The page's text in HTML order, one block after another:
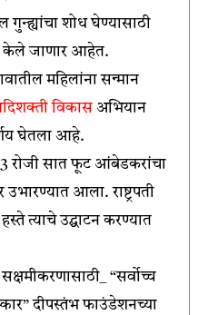
गुन्ह्यांचा शोध घेण्यासाठी
केले जाणार आहेत.
महिलांना सन्मान
विकास अभियान
घेतला आहे.
रोजी सात फूट आंबेडकरांचा
आला. राष्ट्रपती
हस्ते त्याचे उद्घाटन करण्यात
“सर्वोच्च
दीपस्तंभ फाउंडेशनच्या